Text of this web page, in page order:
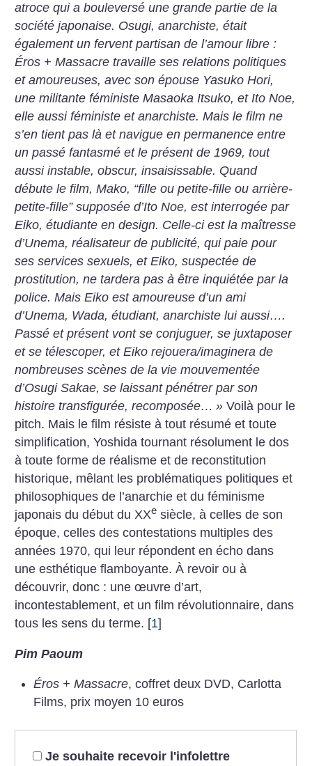
atroce qui a bouleversé une grande partie de la
société japonaise. Osugi, anarchiste, était
également un fervent partisan de l’amour libre :
Éros + Massacre travaille ses relations politiques
et amoureuses, avec son épouse Yasuko Hori,
une militante féministe Masaoka Itsuko, et Ito Noe,
elle aussi féministe et anarchiste. Mais le film ne
s’en tient pas là et navigue en permanence entre
un passé fantasmé et le présent de 1969, tout
aussi instable, obscur, insaisissable. Quand
débute le film, Mako, “fille ou petite-fille ou arrière-
petite-fille” supposée d’Ito Noe, est interrogée par
Eiko, étudiante en design. Celle-ci est la maîtresse
d’Unema, réalisateur de publicité, qui paie pour
ses services sexuels, et Eiko, suspectée de
prostitution, ne tardera pas à être inquiétée par la
police. Mais Eiko est amoureuse d’un ami
d’Unema, Wada, étudiant, anarchiste lui aussi….
Passé et présent vont se conjuguer, se juxtaposer
et se télescoper, et Eiko rejouera/imaginera de
nombreuses scènes de la vie mouvementée
d’Osugi Sakae, se laissant pénétrer par son
histoire transfigurée, recomposée… » Voilà pour le
pitch. Mais le film résiste à tout résumé et toute
simplification, Yoshida tournant résolument le dos
à toute forme de réalisme et de reconstitution
historique, mêlant les problématiques politiques et
philosophiques de l’anarchie et du féminisme
japonais du début du XXe siècle, à celles de son
époque, celles des contestations multiples des
années 1970, qui leur répondent en écho dans
une esthétique flamboyante. À revoir ou à
découvrir, donc : une œuvre d’art,
incontestablement, et un film révolutionnaire, dans
tous les sens du terme. [1]
Pim Paoum
Éros + Massacre, coffret deux DVD, Carlotta
Films, prix moyen 10 euros
Je souhaite recevoir l'infolettre